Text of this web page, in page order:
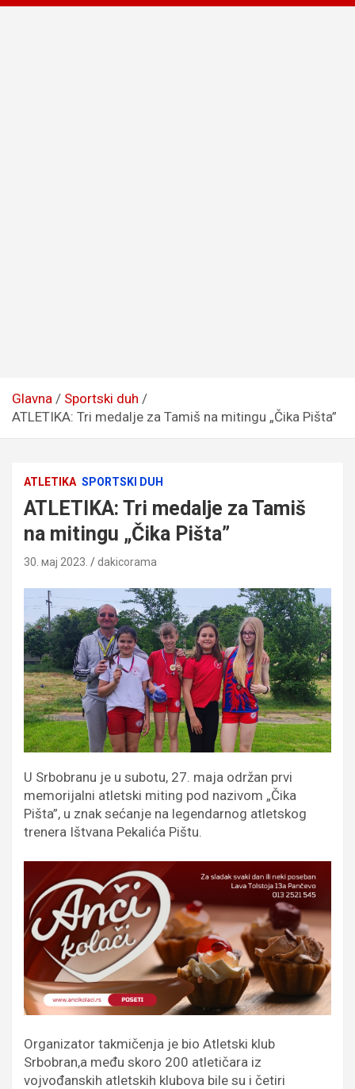
Glavna
Sportski duh
ATLETIKA: Tri medalje za Tamiš na mitingu „Čika Pišta”
ATLETIKA SPORTSKI DUH
ATLETIKA: Tri medalje za Tamiš
na mitingu „Čika Pišta”
30. мај 2023. dakicorama
U Srbobranu je u subotu, 27. maja održan prvi
memorijalni atletski miting pod nazivom „Čika
Pišta”, u znak sećanje na legendarnog atletskog
trenera Ištvana Pekalića Pištu.
Organizator takmičenja je bio Atletski klub
Srbobran,a među skoro 200 atletičara iz
vojvođanskih atletskih klubova bile su i četiri